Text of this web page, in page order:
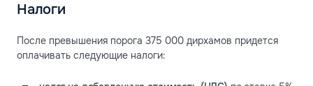
Налоги
После превышения порога 375 000 дирхамов придется
оплачивать следующие налоги: